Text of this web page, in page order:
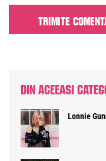
DIN ACEEASI
Lonnie